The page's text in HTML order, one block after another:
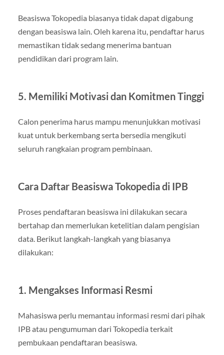
Beasiswa Tokopedia biasanya tidak dapat digabung
dengan beasiswa lain. Oleh karena itu, pendaftar harus
memastikan tidak sedang menerima bantuan
pendidikan dari program lain.
5. Memiliki Motivasi dan Komitmen Tinggi
Calon penerima harus mampu menunjukkan motivasi
kuat untuk berkembang serta bersedia mengikuti
seluruh rangkaian program pembinaan.
Cara Daftar Beasiswa Tokopedia di IPB
Proses pendaftaran beasiswa ini dilakukan secara
bertahap dan memerlukan ketelitian dalam pengisian
data. Berikut langkah-langkah yang biasanya
dilakukan:
1. Mengakses Informasi Resmi
Mahasiswa perlu memantau informasi resmi dari pihak
IPB atau pengumuman dari Tokopedia terkait
pembukaan pendaftaran beasiswa.